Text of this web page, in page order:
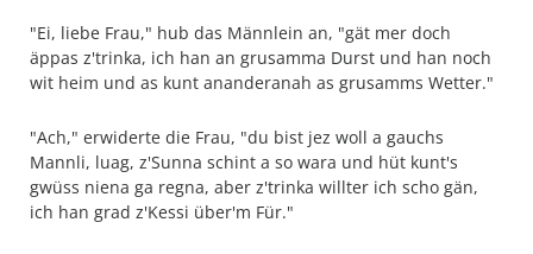
"Ei, liebe Frau," hub das Männlein an, "gät mer doch
äppas z'trinka, ich han an grusamma Durst und han noch
wit heim und as kunt ananderanah as grusamms Wetter."
"Ach," erwiderte die Frau, "du bist jez woll a gauchs
Mannli, luag, z'Sunna schint a so wara und hüt kunt's
gwüss niena ga regna, aber z'trinka willter ich scho gän,
ich han grad z'Kessi über'm Für."